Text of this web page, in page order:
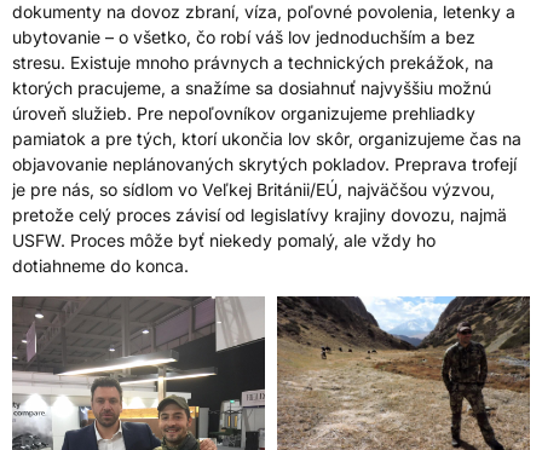
dokumenty na dovoz zbraní, víza, poľovné povolenia, letenky a
ubytovanie – o všetko, čo robí váš lov jednoduchším a bez
stresu. Existuje mnoho právnych a technických prekážok, na
ktorých pracujeme, a snažíme sa dosiahnuť najvyššiu možnú
úroveň služieb. Pre nepoľovníkov organizujeme prehliadky
pamiatok a pre tých, ktorí ukončia lov skôr, organizujeme čas na
objavovanie neplánovaných skrytých pokladov. Preprava trofejí
je pre nás, so sídlom vo Veľkej Británii/EÚ, najväčšou výzvou,
pretože celý proces závisí od legislatívy krajiny dovozu, najmä
USFW. Proces môže byť niekedy pomalý, ale vždy ho
dotiahneme do konca.